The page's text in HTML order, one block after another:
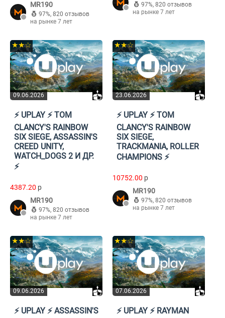
MR190
97%, 820 отзывов
на рынке 7 лет
97%, 820 отзывов
на рынке 7 лет
09.06.2026
★★☆
⚡️ UPLAY ⚡️ TOM
CLANCY'S RAINBOW
SIX SIEGE, ASSASSIN'S
CREED UNITY,
WATCH_DOGS 2 И ДР.
⚡️
4387.20 p
MR190
97%, 820 отзывов
на рынке 7 лет
23.06.2026
★★☆
⚡️ UPLAY ⚡️ TOM
CLANCY'S RAINBOW
SIX SIEGE,
TRACKMANIA, ROLLER
CHAMPIONS ⚡️
10752.00 p
MR190
97%, 820 отзывов
на рынке 7 лет
09.06.2026
★★☆
⚡️ UPLAY ⚡️ ASSASSIN'S
07.06.2026
★★☆
⚡️ UPLAY ⚡️ RAYMAN